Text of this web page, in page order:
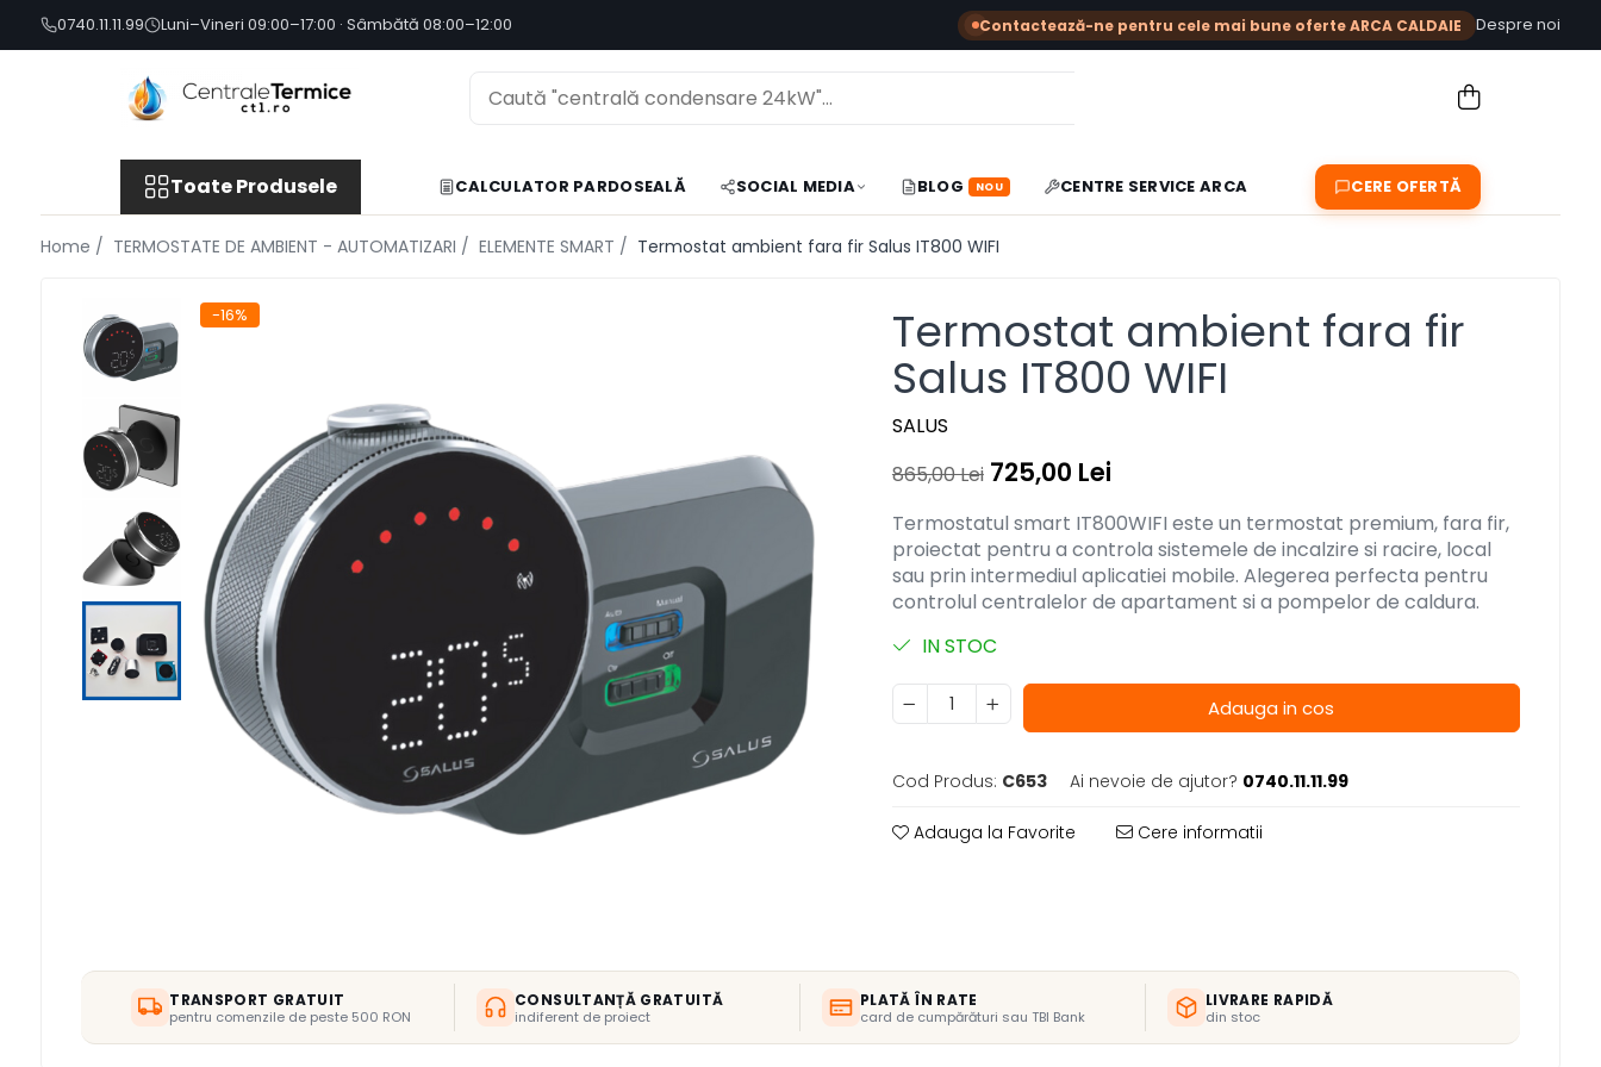
Toate Produsele
CONTAINERE SI CADRE MODULARE
CENTRALE TERMICE
GAZ CONDENSATIE
ACCESORII PENTRU MONTAJ
CAZANE LEMNE CU GAZEIFICARE
CAZANE PELETI
ACCESORII PENTRU MONTAJ
POMPE DE CALDURA
POMPE DE CALDURA AER-APA
POMPE DE CALDURA SOL-APA
TERMOSTATE DE AMBIENT -
AUTOMATIZARI
ELEMENTE SMART
CU CONTROL PRIN INTERNET
KIT AMESTEC
0740.11.11.99 Luni–Vineri 09:00–17:00 · Sâmbătă 08:00–12:00 Contactează-ne pentru cele mai bune oferte ARCA CALDAIE Despre noi
Toate Produsele CALCULATOR PARDOSEALĂ SOCIAL MEDIA BLOG NOU CENTRE SERVICE ARCA CERE OFERTĂ
Home / TERMOSTATE DE AMBIENT - AUTOMATIZARI / ELEMENTE SMART / Termostat ambient fara fir Salus IT800 WIFI
Termostat ambient fara fir
Salus IT800 WIFI
SALUS
-16%
865,00 Lei 725,00 Lei
Termostatul smart IT800WIFI este un termostat premium, fara fir,
proiectat pentru a controla sistemele de incalzire si racire, local
sau prin intermediul aplicatiei mobile. Alegerea perfecta pentru
controlul centralelor de apartament si a pompelor de caldura.
IN STOC
Adauga in cos
Cod Produs: C653 Ai nevoie de ajutor? 0740.11.11.99
Adauga la Favorite Cere informatii
TRANSPORT GRATUIT
pentru comenzile de peste 500 RON
CONSULTANȚĂ GRATUITĂ
indiferent de proiect
PLATĂ ÎN RATE
card de cumpărături sau TBI Bank
LIVRARE RAPIDĂ
din stoc